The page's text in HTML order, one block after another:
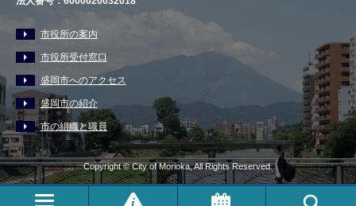
市役所の案内
市役所受付窓口
盛岡市へのアクセス
盛岡市の紹介
市の組織と職員
Copyright © City of Morioka, All Rights Reserved.